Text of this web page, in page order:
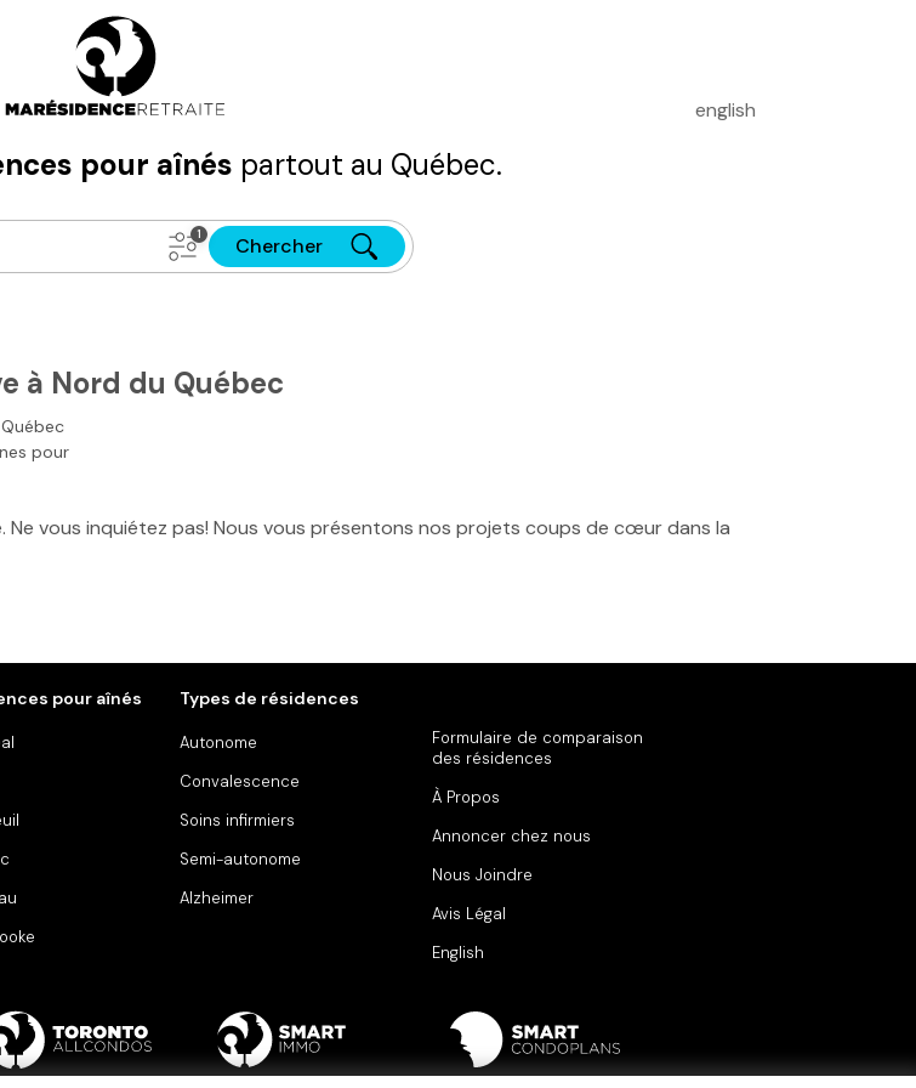
pour aînés partout au Québec.
english
Chercher
à Nord du Québec
pour
vous inquiétez pas! Nous vous présentons nos projets coups de cœur dans la
pour aînés Types de résidences
Autonome
Convalescence
Soins infirmiers
Semi-autonome
Alzheimer
Formulaire de comparaison
des résidences
À Propos
Annoncer chez nous
Nous Joindre
Avis Légal
English